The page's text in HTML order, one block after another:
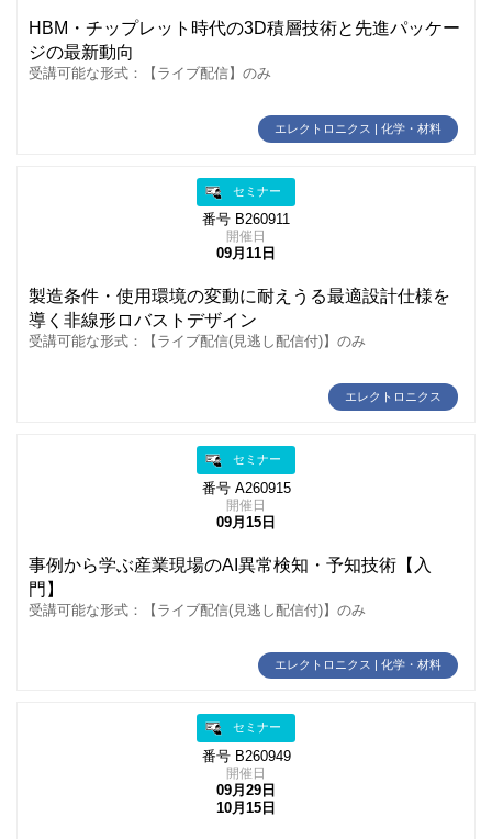
HBM・チップレット時代の3D積層技術と先進パッケー
ジの最新動向
受講可能な形式：【ライブ配信】のみ
エレクトロニクス | 化学・材料
セミナー
番号 B260911
開催日
09月11日
製造条件・使用環境の変動に耐えうる最適設計仕様を
導く非線形ロバストデザイン
受講可能な形式：【ライブ配信(見逃し配信付)】のみ
エレクトロニクス
セミナー
番号 A260915
開催日
09月15日
事例から学ぶ産業現場のAI異常検知・予知技術【入
門】
受講可能な形式：【ライブ配信(見逃し配信付)】のみ
エレクトロニクス | 化学・材料
セミナー
番号 B260949
開催日
09月29日
10月15日